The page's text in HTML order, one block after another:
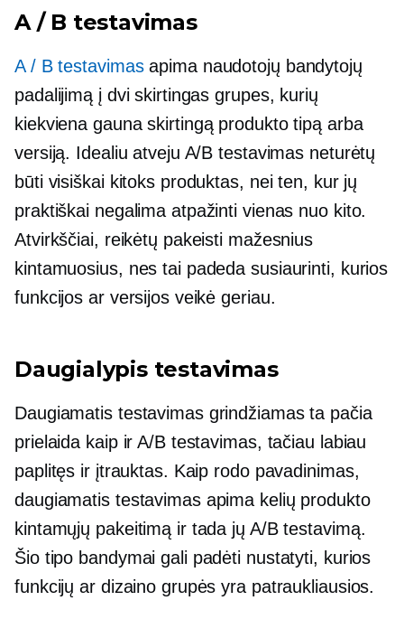
A / B testavimas
A / B testavimasapima naudotojų bandytojų
padalijimą į dvi skirtingas grupes, kurių
kiekviena gauna skirtingą produkto tipą arba
versiją. Idealiu atveju A/B testavimas neturėtų
būti visiškai kitoks produktas, nei ten, kur jų
praktiškai negalima atpažinti vienas nuo kito.
Atvirkščiai, reikėtų pakeisti mažesnius
kintamuosius, nes tai padeda susiaurinti, kurios
funkcijos ar versijos veikė geriau.
Daugialypis testavimas
Daugiamatis testavimas grindžiamas ta pačia
prielaida kaip ir A/B testavimas, tačiau labiau
paplitęs ir įtrauktas. Kaip rodo pavadinimas,
daugiamatis testavimas apima kelių produkto
kintamųjų pakeitimą ir tada jų A/B testavimą.
Šio tipo bandymai gali padėti nustatyti, kurios
funkcijų ar dizaino grupės yra patraukliausios.